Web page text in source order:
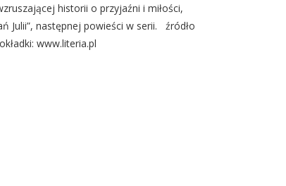
historii o przyjaźni i miłości,
Julii”, następnej powieści w serii. źródło
www.literia.pl